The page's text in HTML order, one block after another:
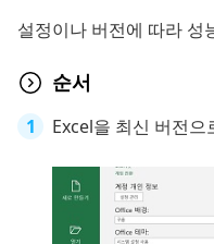
설정이나 버전에 따라 성
순서
Excel을 최신 버전으